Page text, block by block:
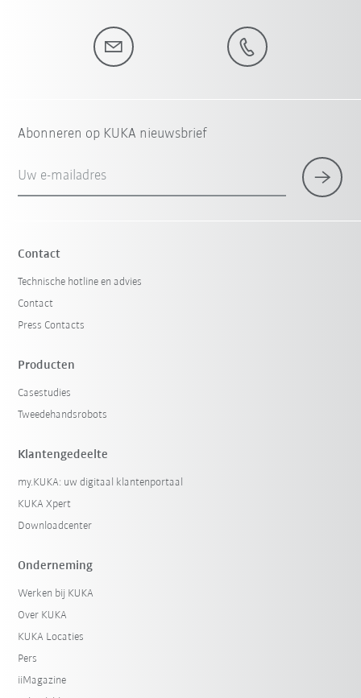
Abonneren op KUKA nieuwsbrief
Uw e-mailadres
Contact
Technische hotline en advies
Contact
Press Contacts
Producten
Casestudies
Tweedehandsrobots
Klantengedeelte
my.KUKA: uw digitaal klantenportaal
KUKA Xpert
Downloadcenter
Onderneming
Werken bij KUKA
Over KUKA
KUKA Locaties
Pers
iiMagazine